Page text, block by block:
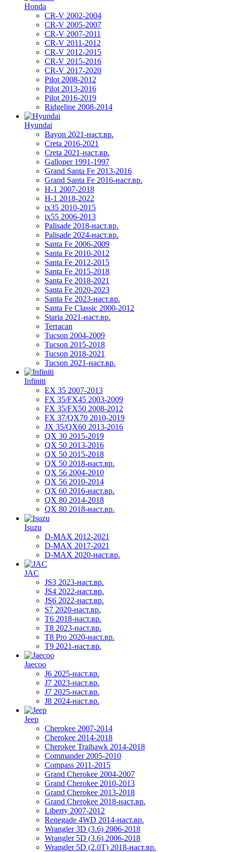
Honda
CR-V 2002-2004
CR-V 2005-2007
CR-V 2007-2011
CR-V 2011-2012
CR-V 2012-2015
CR-V 2015-2016
CR-V 2017-2020
Pilot 2008-2012
Pilot 2013-2016
Pilot 2016-2019
Ridgeline 2008-2014
Hyundai
Bayon 2021-наст.вр.
Creta 2016-2021
Creta 2021-наст.вр.
Galloper 1991-1997
Grand Santa Fe 2013-2016
Grand Santa Fe 2016-наст.вр.
H-1 2007-2018
H-1 2018-2022
ix35 2010-2015
ix55 2006-2013
Palisade 2018-наст.вр.
Palisade 2024-наст.вр.
Santa Fe 2006-2009
Santa Fe 2010-2012
Santa Fe 2012-2015
Santa Fe 2015-2018
Santa Fe 2018-2021
Santa Fe 2020-2023
Santa Fe 2023-наст.вр.
Santa Fe Classic 2000-2012
Staria 2021-наст.вр.
Terracan
Tucson 2004-2009
Tucson 2015-2018
Tucson 2018-2021
Tucson 2021-наст.вр.
Infiniti
EX 35 2007-2013
FX 35/FX45 2003-2009
FX 35/FX50 2008-2012
FX 37/QX70 2010-2019
JX 35/QX60 2013-2016
QX 30 2015-2019
QX 50 2013-2016
QX 50 2015-2018
QX 50 2018-наст.вр.
QX 56 2004-2010
QX 56 2010-2014
QX 60 2016-наст.вр.
QX 80 2014-2018
QX 80 2018-наст.вр.
Isuzu
D-MAX 2012-2021
D-MAX 2017-2021
D-MAX 2020-наст.вр.
JAC
JS3 2023-наст.вр.
JS4 2022-наст.вр.
JS6 2022-наст.вр.
S7 2020-наст.вр.
T6 2018-наст.вр.
T8 2023-наст.вр.
T8 Pro 2020-наст.вр.
T9 2021-наст.вр.
Jaecoo
J6 2025-наст.вр.
J7 2023-наст.вр.
J7 2025-наст.вр.
J8 2024-наст.вр.
Jeep
Cherokee 2007-2014
Cherokee 2014-2018
Cherokee Traihawk 2014-2018
Commander 2005-2010
Compass 2011-2015
Grand Cherokee 2004-2007
Grand Cherokee 2010-2013
Grand Cherokee 2013-2018
Grand Cherokee 2018-наст.вр.
Liberty 2007-2012
Renegade 4WD 2014-наст.вр.
Wrangler 3D (3.6) 2006-2018
Wrangler 5D (3.6) 2006-2018
Wrangler 5D (2.0T) 2018-наст.вр.